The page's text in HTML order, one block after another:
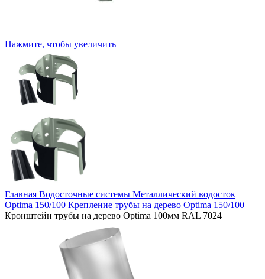
Нажмите, чтобы увеличить
Главная Водосточные системы Металлический водосток
Optima 150/100 Крепление трубы на дерево Optima 150/100
Кронштейн трубы на дерево Optima 100мм RAL 7024